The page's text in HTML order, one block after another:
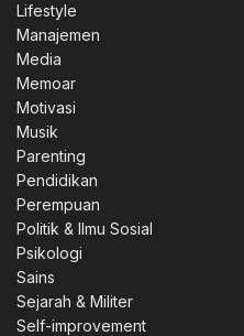
Lifestyle
Manajemen
Media
Memoar
Motivasi
Musik
Parenting
Pendidikan
Perempuan
Politik & Ilmu Sosial
Psikologi
Sains
Sejarah & Militer
Self-improvement